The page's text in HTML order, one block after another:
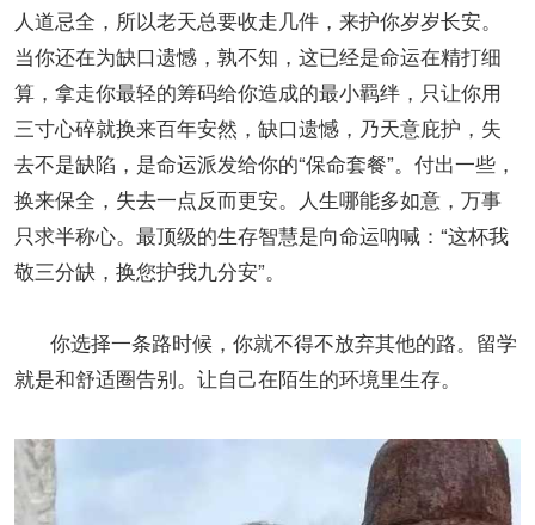
人道忌全，所以老天总要收走几件，来护你岁岁长安。
当你还在为缺口遗憾，孰不知，这已经是命运在精打细
算，拿走你最轻的筹码给你造成的最小羁绊，只让你用
三寸心碎就换来百年安然，缺口遗憾，乃天意庇护，失
去不是缺陷，是命运派发给你的“保命套餐”。付出一些，
换来保全，失去一点反而更安。人生哪能多如意，万事
只求半称心。最顶级的生存智慧是向命运呐喊：“这杯我
敬三分缺，换您护我九分安”。
你选择一条路时候，你就不得不放弃其他的路。留学
就是和舒适圈告别。让自己在陌生的环境里生存。